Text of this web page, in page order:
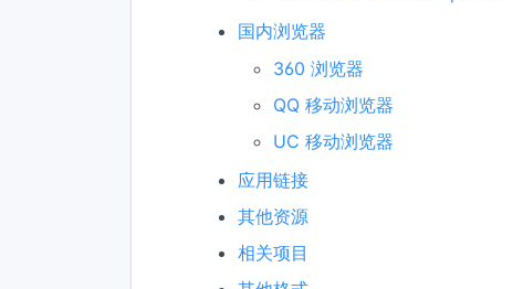
国内浏览器
360 浏览器
QQ 移动浏览器
UC 移动浏览器
应用链接
其他资源
相关项目